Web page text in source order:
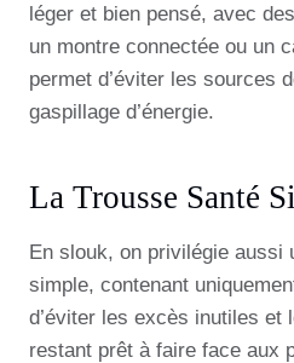
léger et bien pensé, avec
un montre connectée ou un
permet d’éviter les sources
gaspillage d’énergie.
La Trousse Santé
En slouk, on privilégie aussi
simple, contenant
d’éviter les excès inutiles et
restant prêt à faire face aux